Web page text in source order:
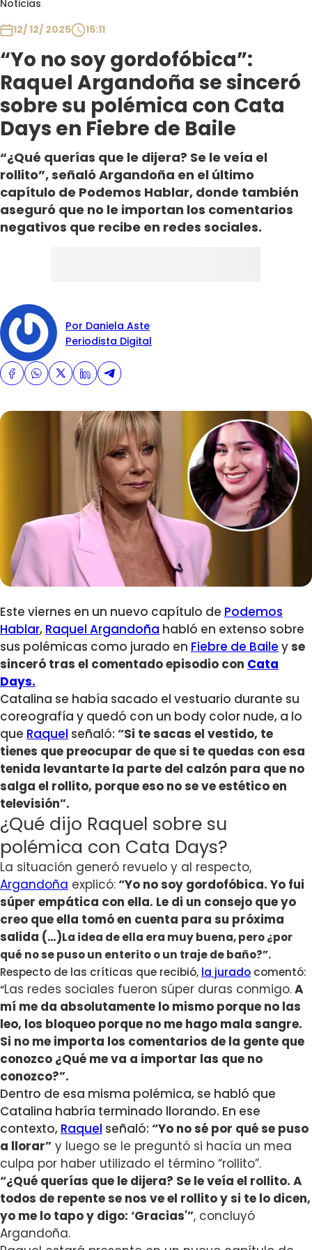
Noticias
12/ 12/ 2025
16:11
“Yo no soy gordofóbica”:
Raquel Argandoña se sinceró
sobre su polémica con Cata
Days en Fiebre de Baile
“¿Qué querías que le dijera? Se le veía el
rollito”, señaló Argandoña en el último
capítulo de Podemos Hablar, donde también
aseguró que no le importan los comentarios
negativos que recibe en redes sociales.
Por Daniela Aste
Periodista Digital
Este viernes en un nuevo capítulo de Podemos
Hablar, Raquel Argandoña habló en extenso sobre
sus polémicas como jurado en Fiebre de Baile yse
sinceró tras el comentado episodio con Cata
Days.
Catalina se había sacado el vestuario durante su
coreografía y quedó con un body color nude, a lo
que Raquel señaló: “Si te sacas el vestido, te
tienes que preocupar de que si te quedas con esa
tenida levantarte la parte del calzón para que no
salga el rollito, porque eso no se ve estético en
televisión”.
¿Qué dijo Raquel sobre su
polémica con Cata Days?
La situación generó revuelo y al respecto,
Argandoña explicó:“Yo no soy gordofóbica. Yo fui
súper empática con ella. Le di un consejo que yo
creo que ella tomó en cuenta para su próxima
salida (…)La idea de ella era muy buena, pero ¿por
qué no se puso un enterito o un traje de baño?”.
Respecto de las críticas que recibió, la jurado comentó:
“Las redes sociales fueron súper duras conmigo.A
mí me da absolutamente lo mismo porque no las
leo, los bloqueo porque no me hago mala sangre.
Si no me importa los comentarios de la gente que
conozco ¿Qué me va a importar las que no
conozco?”.
Dentro de esa misma polémica, se habló que
Catalina habría terminado llorando. En ese
contexto, Raquel señaló: “Yo no sé por qué se puso
a llorar” y luego se le preguntó si hacía un mea
culpa por haber utilizado el término “rollito”.
“¿Qué querías que le dijera? Se le veía el rollito. A
todos de repente se nos ve el rollito y si te lo dicen,
yo me lo tapo y digo: ‘Gracias'”, concluyó
Argandoña.
Club De La Comedia
Contigo en Directo
El Tiempo
Sabingo
Todos Los Programas